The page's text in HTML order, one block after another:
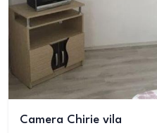
Camera Chirie vila